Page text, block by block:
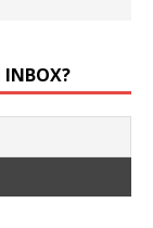
INBOX?